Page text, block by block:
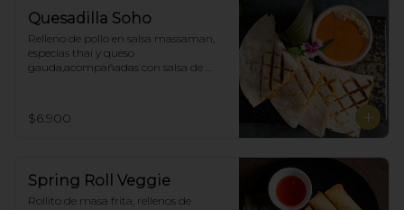
Quesadilla Soho
Relleno de pollo en salsa massaman,
especias thai y queso
gauda,acompañadas con salsa de
$6.900
Spring Roll Veggie
Rollito de masa frita, rellenos de